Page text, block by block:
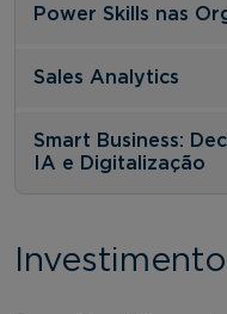
Power Skills nas
Sales Analytics
Smart Business:
IA e Digitalização
Investimento